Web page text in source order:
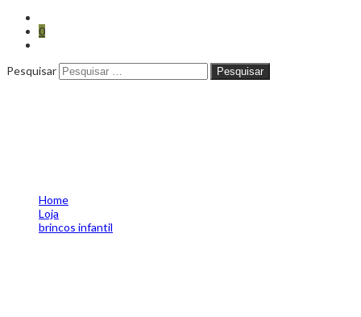
0
Pesquisar Pesquisar
Home
Loja
brincos infantil